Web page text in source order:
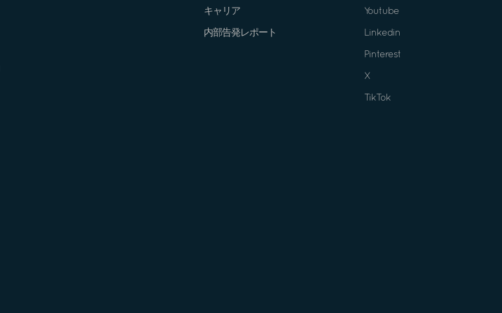
キャリア
内部告発レポート
Youtube
Linkedin
Pinterest
X
TikTok